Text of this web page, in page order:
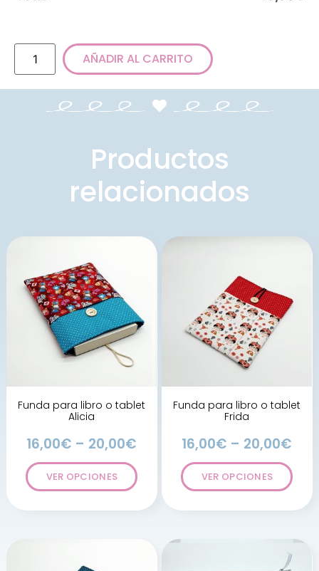
AÑADIR AL CARRITO
Productos
relacionados
Funda para libro o tablet
Alicia
16,00€ – 20,00€
VER OPCIONES
Funda para libro o tablet
Frida
16,00€ – 20,00€
VER OPCIONES